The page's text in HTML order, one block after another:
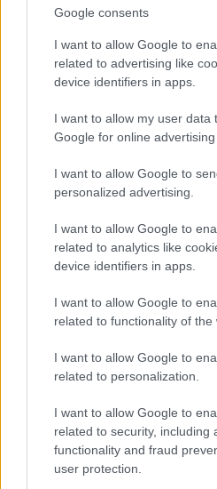
Google consents
I want to allow Google to
related to advertising like
device identifiers in apps.
I want to allow my user data
Google for online advertising
I want to allow Google to
personalized advertising.
I want to allow Google to
related to analytics like
device identifiers in apps.
I want to allow Google to
related to functionality of the
I want to allow Google to
related to personalization.
I want to allow Google to
related to security, including
functionality and fraud
user protection.